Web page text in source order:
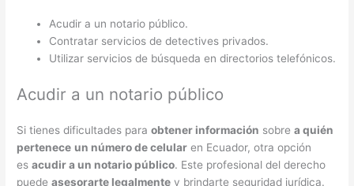
Acudir a un notario público.
Contratar servicios de detectives privados.
Utilizar servicios de búsqueda en directorios telefónicos.
Acudir a un notario público
Si tienes dificultades paraobtener información sobrea quién
pertenece un número de celular en Ecuador, otra opción
esacudir a un notario público. Este profesional del derecho
puedeasesorarte legalmente y brindarte seguridad jurídica.